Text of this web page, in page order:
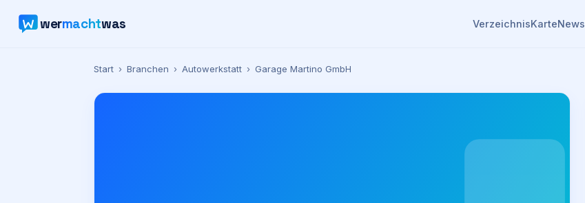
wermachtwas VerzeichnisKarteNews
Start › Branchen › Autowerkstatt › Garage Martino GmbH